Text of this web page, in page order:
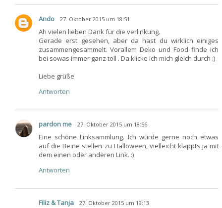
Ando 27. Oktober 2015 um 18:51
Ah vielen lieben Dank für die verlinkung.
Gerade erst gesehen, aber da hast du wirklich einiges
zusammengesammelt. Vorallem Deko und Food finde ich
bei sowas immer ganz toll . Da klicke ich mich gleich durch :)
Liebe grüße
Antworten
pardon me 27. Oktober 2015 um 18:56
Eine schöne Linksammlung. Ich würde gerne noch etwas
auf die Beine stellen zu Halloween, vielleicht klappts ja mit
dem einen oder anderen Link. :)
Antworten
Filiz & Tanja 27. Oktober 2015 um 19:13